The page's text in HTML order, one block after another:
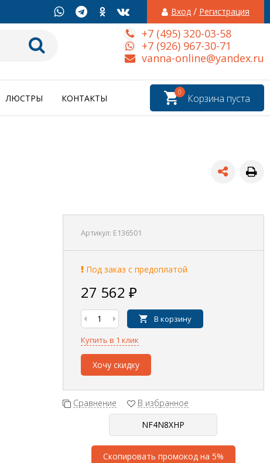
Вход / Регистрация
+7 (495) 320-03-58
+7 (926) 967-30-71
vanna-online@yandex.ru
Корзина пуста
0
ЛЮСТРЫ КОНТАКТЫ
Артикул: E136501
Под заказ с предоплатой
27 562 ₽
В корзину
Купить в 1 клик
Хочу скидку
Сравнение В избранное
Скопировать промокод на 5%